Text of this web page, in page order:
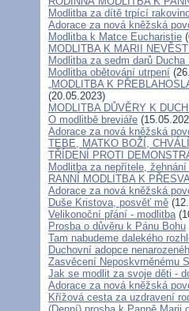
Modlitba za dítě trpící
Adorace za nová kněžská
Modlitba k Matce Eucharistie
MODLITBA K MARII
Modlitba za sedm darů Ducha
Modlitba obětování utrpení
„MODLITBA K
(20.05.2023)
MODLITBA DŮVĚRY K
O modlitbě breviáře
Adorace za nová kněžská
TEBE, MATKO BOŽÍ,
TŘÍDENÍ PROTI
Modlitba za nepřítele,
RANNÍ MODLITBA K
Adorace za nová kněžská
Duše Kristova, posvěť mě
Velikonoční přání - modlitba
Prosba o důvěru k Pánu Bohu
Tam nabudeme dalekého
Duchovní adopce
Zasvěcení Neposkvrněnému
Jak se modlit za svoje děti -
Adorace za nová kněžská
Křížová cesta za uzdravení